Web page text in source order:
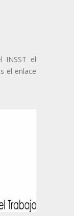
INSST el
el enlace